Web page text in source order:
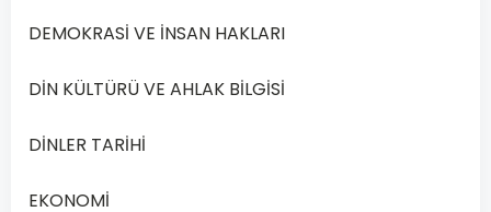
Aşağıda
ekolojik
DEMOKRASİ VE İNSAN HAKLARI
DİN KÜLTÜRÜ VE AHLAK BİLGİSİ
DİNLER TARİHİ
EKONOMİ